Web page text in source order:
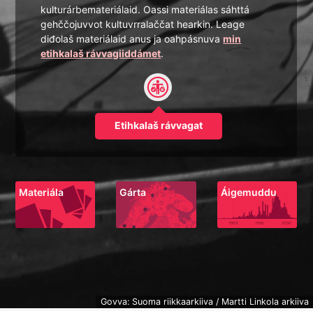
kulturárbemateriálaid. Oassi materiálas sáhttá
gehččojuvvot kultuvrralaččat hearkin. Leage
diđolaš materiálaid anus ja oahpásnuvamin
etihkalaš rávvagiiddámet.
Etihkalaš rávvagat
Materiála Gárta Áigemuddu
Govva: Suoma riikkaarkiiva / Martti Linkola arkiiva